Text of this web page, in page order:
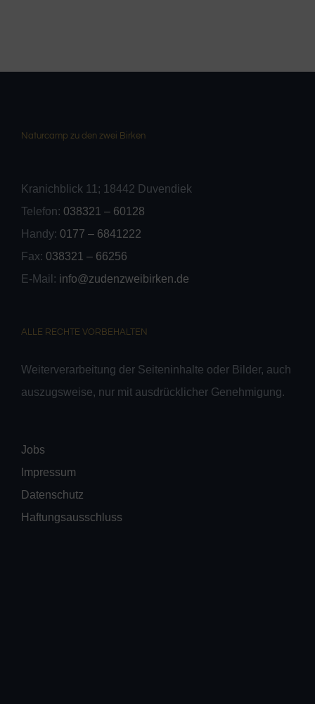
Naturcamp zu den zwei Birken
Kranichblick 11; 18442 Duvendiek
Telefon: 038321 – 60128
Handy: 0177 – 6841222
Fax: 038321 – 66256
E-Mail: info@zudenzweibirken.de
ALLE RECHTE VORBEHALTEN
Weiterverarbeitung der Seiteninhalte oder Bilder, auch
auszugsweise, nur mit ausdrücklicher Genehmigung.
Jobs
Impressum
Datenschutz
Haftungsausschluss